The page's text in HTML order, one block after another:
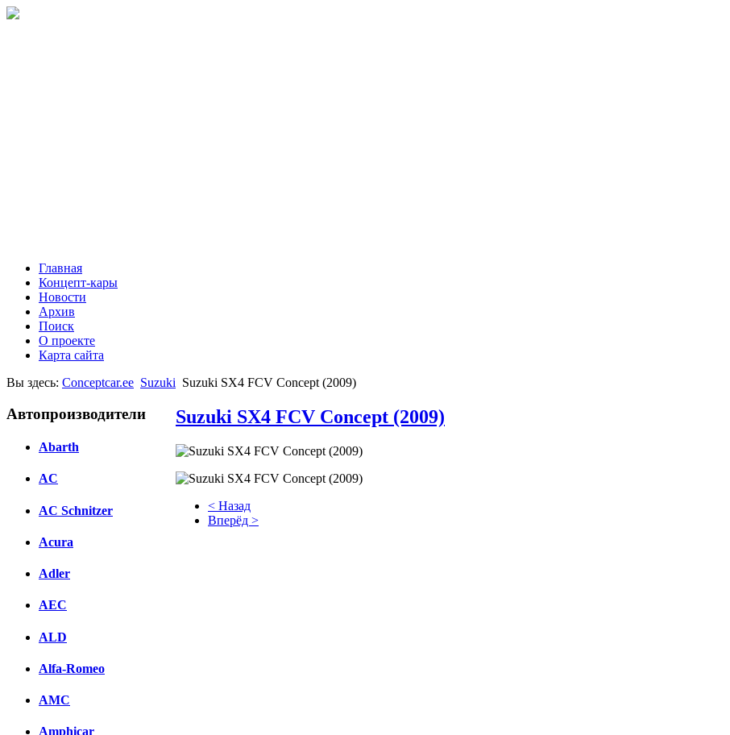
Главная
Концепт-кары
Новости
Архив
Поиск
О проекте
Карта сайта
Вы здесь: Conceptcar.ee Suzuki Suzuki SX4 FCV Concept (2009)
Автопроизводители
Abarth
AC
AC Schnitzer
Acura
Adler
AEC
ALD
Alfa-Romeo
AMC
Amphicar
Suzuki SX4 FCV Concept (2009)
< Назад
Вперёд >